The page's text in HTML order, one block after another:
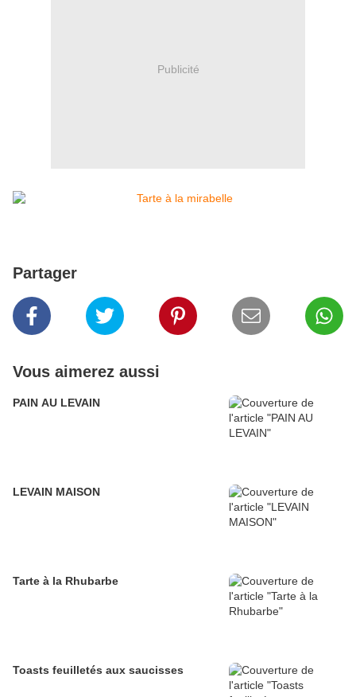
Publicité
Partager
Vous aimerez aussi
PAIN AU LEVAIN
LEVAIN MAISON
Tarte à la Rhubarbe
Toasts feuilletés aux saucisses